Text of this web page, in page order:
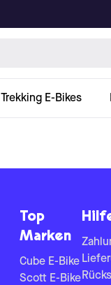
Trekking E-Bikes
Top
Marken
Cube E-Bike
Scott E-Bike